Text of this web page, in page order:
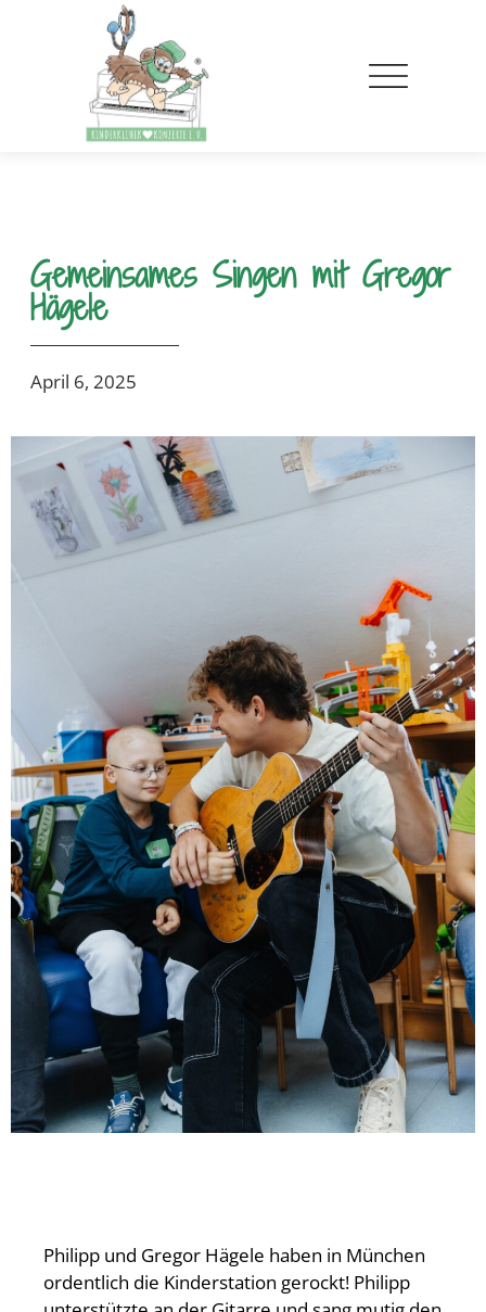
Gemeinsames Singen mit Gregor
Hägele
April 6, 2025
Philipp und Gregor Hägele haben in München
ordentlich die Kinderstation gerockt! Philipp